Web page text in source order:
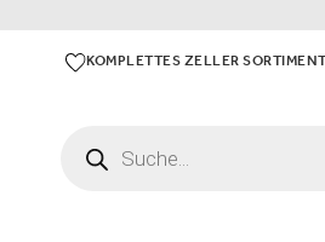
KOMPLETTES ZELLER SORTIMENT